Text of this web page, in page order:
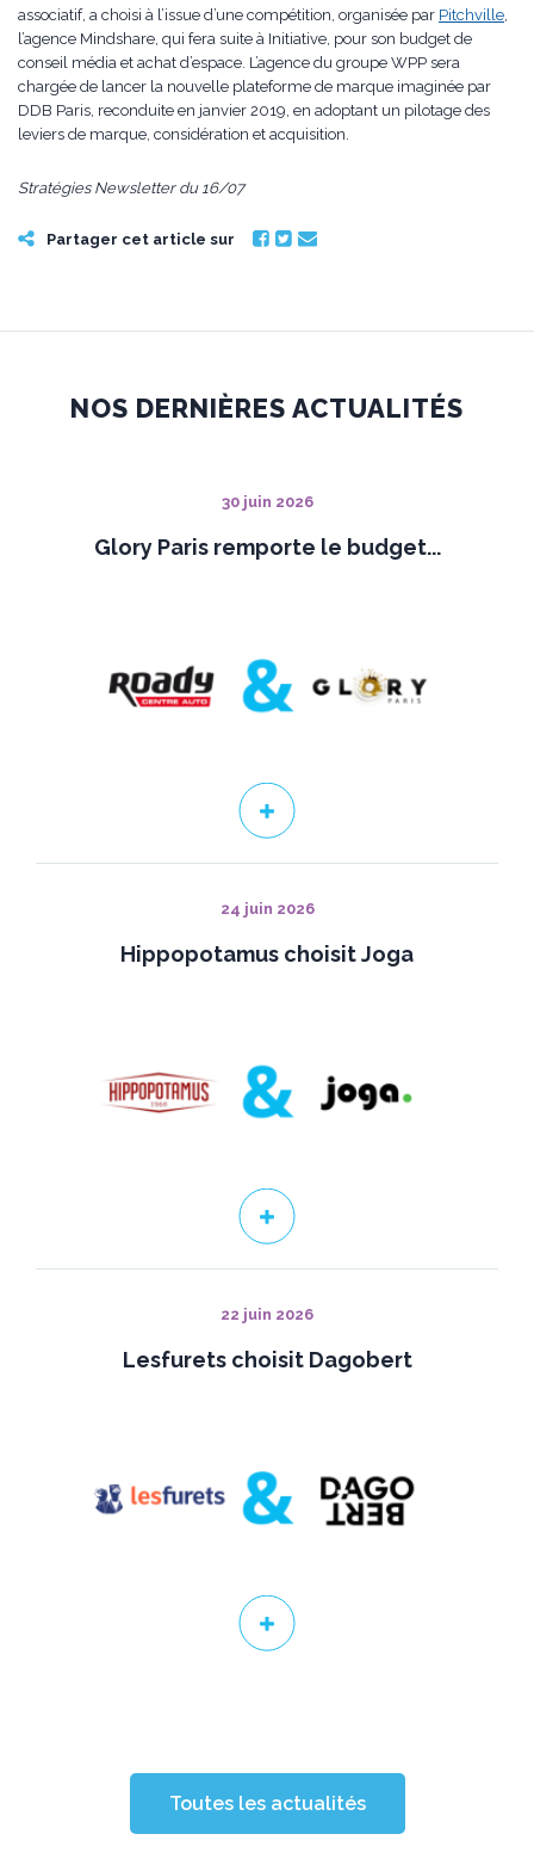
associatif, a choisi à l’issue d’une compétition, organisée par Pitchville,
l’agence Mindshare, qui fera suite à Initiative, pour son budget de
conseil média et achat d’espace. L’agence du groupe WPP sera
chargée de lancer la nouvelle plateforme de marque imaginée par
DDB Paris, reconduite en janvier 2019, en adoptant un pilotage des
leviers de marque, considération et acquisition.
Stratégies Newsletter du 16/07
Partager cet article sur
NOS DERNIÈRES ACTUALITÉS
30 juin 2026
Glory Paris remporte le budget...
24 juin 2026
Hippopotamus choisit Joga
22 juin 2026
Lesfurets choisit Dagobert
Toutes les actualités